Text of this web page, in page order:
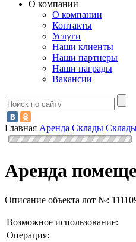
О компании
О компании
Контакты
Услуги
Наши клиенты
Наши партнеры
Наши награды
Вакансии
Главная Аренда Склады
Аренда
Описание объекта лот №:
Возможное использование:
Операция: